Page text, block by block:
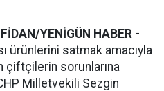
YENİGÜN HABER -
ürünlerini satmak amacıyla
çiftçilerin sorunlarına
Milletvekili Sezgin